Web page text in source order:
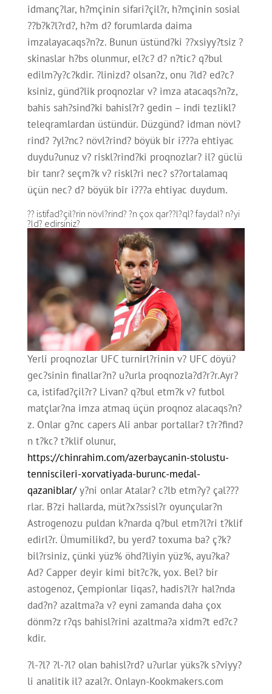
idmanç?lar, h?mçinin sifari?çil?r, h?mçinin sosial
??b?k?l?rd?, h?m d? forumlarda daima
imzalayacaqs?n?z. Bunun üstünd?ki ??xsiyy?tsiz ?
skinaslar h?bs olunmur, el?c? d? n?tic? q?bul
edilm?y?c?kdir. ?linizd? olsan?z, onu ?ld? ed?c?
ksiniz, günd?lik proqnozlar v? imza atacaqs?n?z,
bahis sah?sind?ki bahisl?r? gedin – indi tezlikl?
teleqramlardan üstündür. Düzgünd? idman növl?
rind? ?yl?nc? növl?rind? böyük bir i???a ehtiyac
duydu?unuz v? riskl?rind?ki proqnozlar? il? güclü
bir tanr? seçm?k v? riskl?ri nec? s??ortalamaq
üçün nec? d? böyük bir i???a ehtiyac duydum.
?? istifad?çil?rin növl?rind? ?n çox qar??l?ql? faydal? n?yi
?ld? edirsiniz?
Yerli proqnozlar UFC turnirl?rinin v? UFC döyü?
gec?sinin finallar?n? u?urla proqnozla?d?r?r.Ayr?
ca, istifad?çil?r? Livan? q?bul etm?k v? futbol
matçlar?na imza atmaq üçün proqnoz alacaqs?n?
z. Onlar g?nc capers Ali anbar portallar? t?r?find?
n t?kc? t?klif olunur,
https://chinrahim.com/azerbaycanin-stolustu-
tenniscileri-xorvatiyada-burunc-medal-
qazaniblar/y?ni onlar Atalar? c?lb etm?y? çal???
rlar. B?zi hallarda, müt?x?ssisl?r oyunçular?n
Astrogenozu puldan k?narda q?bul etm?l?ri t?klif
edirl?r. Ümumilikd?, bu yerd? toxuma ba? ç?k?
bil?rsiniz, çünki yüz% öhd?liyin yüz%, ayu?ka?
Ad? Capper deyir kimi bit?c?k, yox. Bel? bir
astogenoz, Çempionlar liqas?, hadis?l?r hal?nda
dad?n? azaltma?a v? eyni zamanda daha çox
dönm?z r?qs bahisl?rini azaltma?a xidm?t ed?c?
kdir.
?l-?l? ?l-?l? olan bahisl?rd? u?urlar yüks?k s?viyy?
li analitik il? azal?r. Onlayn-Kookmakers.com